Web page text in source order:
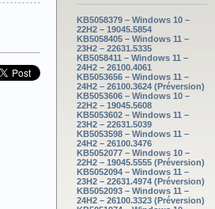
KB5058379 – Windows 10 –
22H2 – 19045.5854
KB5058405 – Windows 11 –
23H2 – 22631.5335
KB5058411 – Windows 11 –
24H2 – 26100.4061
KB5053656 – Windows 11 –
24H2 – 26100.3624 (Préversion)
KB5053606 – Windows 10 –
22H2 – 19045.5608
KB5053602 – Windows 11 –
23H2 – 22631.5039
KB5053598 – Windows 11 –
24H2 – 26100.3476
KB5052077 – Windows 10 –
22H2 – 19045.5555 (Préversion)
KB5052094 – Windows 11 –
23H2 – 22631.4974 (Préversion)
KB5052093 – Windows 11 –
24H2 – 26100.3323 (Préversion)